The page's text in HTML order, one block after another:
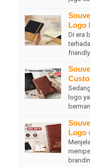
Logo
Di era
friendly
logo
Logo